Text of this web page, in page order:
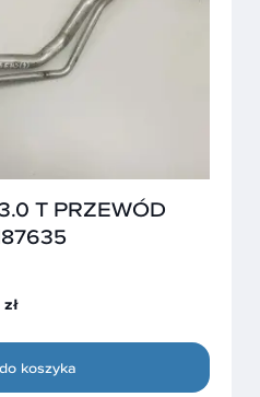
T PRZEWÓD
koszyka